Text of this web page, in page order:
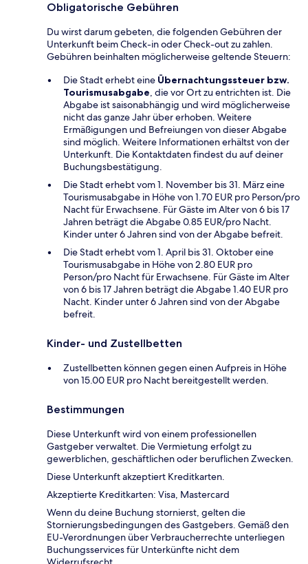
Obligatorische Gebühren
Du wirst darum gebeten, die folgenden Gebühren der
Unterkunft beim Check-in oder Check-out zu zahlen.
Gebühren beinhalten möglicherweise geltende Steuern:
Die Stadt erhebt eine Übernachtungssteuer bzw.
Tourismusabgabe, die vor Ort zu entrichten ist. Die
Abgabe ist saisonabhängig und wird möglicherweise
nicht das ganze Jahr über erhoben. Weitere
Ermäßigungen und Befreiungen von dieser Abgabe
sind möglich. Weitere Informationen erhältst von der
Unterkunft. Die Kontaktdaten findest du auf deiner
Buchungsbestätigung.
Die Stadt erhebt vom 1. November bis 31. März eine
Tourismusabgabe in Höhe von 1.70 EUR pro Person/pro
Nacht für Erwachsene. Für Gäste im Alter von 6 bis 17
Jahren beträgt die Abgabe 0.85 EUR/pro Nacht.
Kinder unter 6 Jahren sind von der Abgabe befreit.
Die Stadt erhebt vom 1. April bis 31. Oktober eine
Tourismusabgabe in Höhe von 2.80 EUR pro
Person/pro Nacht für Erwachsene. Für Gäste im Alter
von 6 bis 17 Jahren beträgt die Abgabe 1.40 EUR pro
Nacht. Kinder unter 6 Jahren sind von der Abgabe
befreit.
Kinder- und Zustellbetten
Zustellbetten können gegen einen Aufpreis in Höhe
von 15.00 EUR pro Nacht bereitgestellt werden.
Bestimmungen
Diese Unterkunft wird von einem professionellen
Gastgeber verwaltet. Die Vermietung erfolgt zu
gewerblichen, geschäftlichen oder beruflichen Zwecken.
Diese Unterkunft akzeptiert Kreditkarten.
Akzeptierte Kreditkarten: Visa, Mastercard
Wenn du deine Buchung stornierst, gelten die
Stornierungsbedingungen des Gastgebers. Gemäß den
EU-Verordnungen über Verbraucherrechte unterliegen
Buchungsservices für Unterkünfte nicht dem